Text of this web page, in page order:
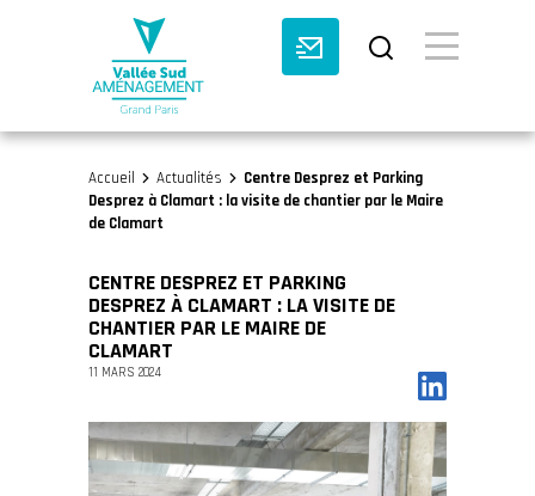
Accueil Actualités
Centre Desprez et Parking
Desprez à Clamart : la visite de chantier par le Maire
de Clamart
CENTRE DESPREZ ET PARKING
DESPREZ À CLAMART : LA VISITE DE
CHANTIER PAR LE MAIRE DE
CLAMART
11 MARS 2024